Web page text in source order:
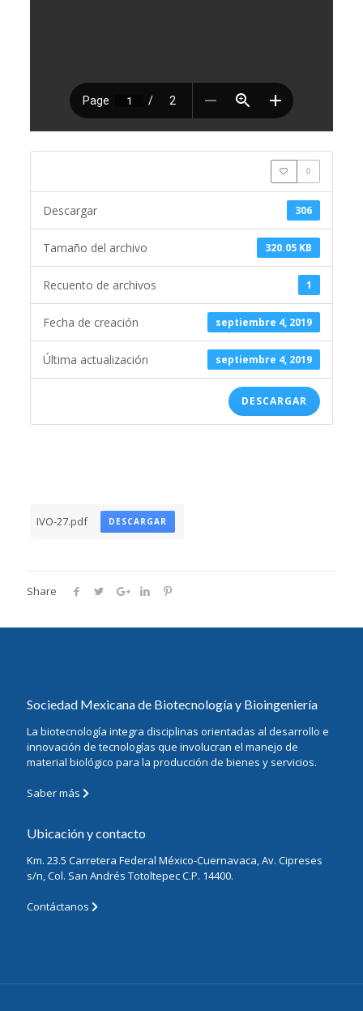
0
306
Descargar
320.05 KB
Tamaño del archivo
1
Recuento de archivos
septiembre 4, 2019
Fecha de creación
septiembre 4, 2019
Última actualización
DESCARGAR
IVO-27.pdf DESCARGAR
Share
Sociedad Mexicana de Biotecnología y Bioingeniería
La biotecnología integra disciplinas orientadas al desarrollo e
innovación de tecnologías que involucran el manejo de
material biológico para la producción de bienes y servicios.
Saber más
Ubicación y contacto
Km. 23.5 Carretera Federal México-Cuernavaca, Av. Cipreses
s/n, Col. San Andrés Totoltepec C.P. 14400.
Contáctanos